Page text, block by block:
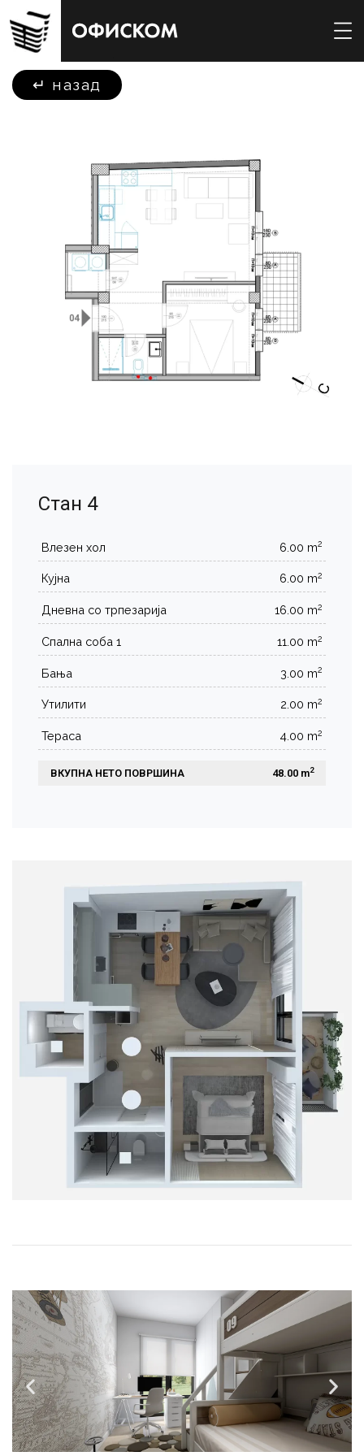
↵ назад
Стан 4
Влезен хол 6.00 m2
Кујна 6.00 m2
Дневна со трпезарија 16.00 m2
Спална соба 1 11.00 m2
Бања 3.00 m2
Утилити 2.00 m2
Тераса 4.00 m2
ВКУПНА НЕТО ПОВРШИНА 48.00 m2